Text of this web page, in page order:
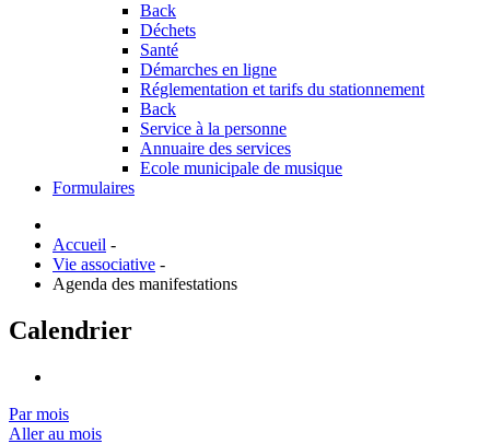
Back
Déchets
Santé
Démarches en ligne
Réglementation et tarifs du stationnement
Back
Service à la personne
Annuaire des services
Ecole municipale de musique
Formulaires
Accueil -
Vie associative -
Agenda des manifestations
Calendrier
Par mois
Aller au mois